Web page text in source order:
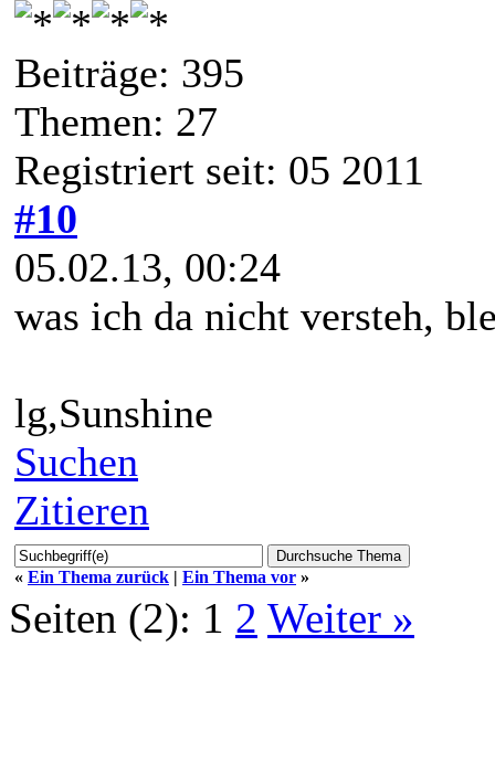
Beiträge: 395
Themen: 27
Registriert seit: 05 2011
#10
05.02.13, 00:24
was ich da nicht versteh,
lg,Sunshine
Suchen
Zitieren
« Ein Thema zurück | Ein Thema vor »
Seiten (2): 1 2 Weiter »